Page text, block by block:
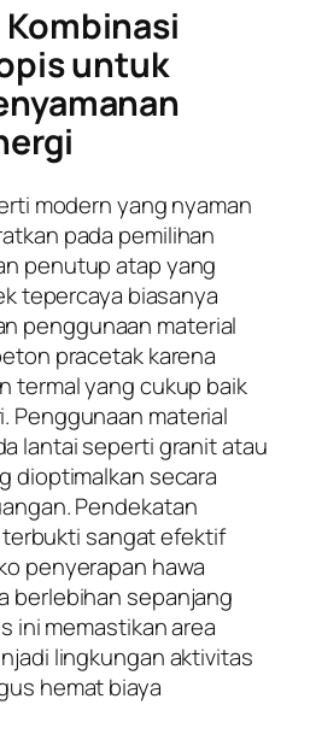
untuk
modern yang nyaman
pada pemilihan
penutup atap yang
tepercaya biasanya
penggunaan material
pracetak karena
termal yang cukup baik
Penggunaan material
lantai seperti granit atau
dioptimalkan secara
Pendekatan
sangat efektif
penyerapan hawa
berlebihan sepanjang
ini memastikan area
lingkungan aktivitas
hemat biaya